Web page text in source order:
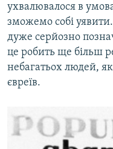
ухвалювалося в
зможемо собі
дуже серйозно
це робить ще більш
небагатьох людей,
євреїв.